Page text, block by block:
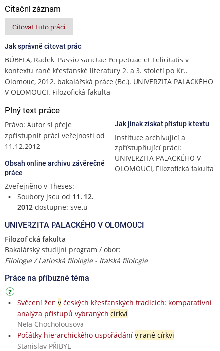
Citační záznam
Citovat tuto práci
Jak správně citovat práci
BÚBELA, Radek. Passio sanctae Perpetuae et Felicitatis v
kontextu raně křesťanské literatury 2. a 3. století po Kr..
Olomouc, 2012. bakalářská práce (Bc.). UNIVERZITA PALACKÉHO
V OLOMOUCI. Filozofická fakulta
Plný text práce
Právo: Autor si přeje
zpřístupnit práci veřejnosti od
11.12.2012
Obsah online archivu závěrečné
práce
Zveřejněno v Theses:
Soubory jsou od 11. 12.
2012dostupné: světu
Jak jinak získat přístup k textu
Instituce archivující a
zpřístupňující práci:
UNIVERZITA PALACKÉHO V
OLOMOUCI, Filozofická fakulta
UNIVERZITA PALACKÉHO V OLOMOUCI
Filozofická fakulta
Bakalářský studijní program / obor:
Filologie / Latinská filologie - Italská filologie
Práce na příbuzné téma
Svěcení žen včeských křesťanských tradicích: komparativní
analýza přístupů vybraných církví
Nela Chocholoušová
Počátky hierarchického uspořádání v rané církvi
Stanislav PŘIBYL